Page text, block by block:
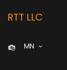
RTT LLC
MN